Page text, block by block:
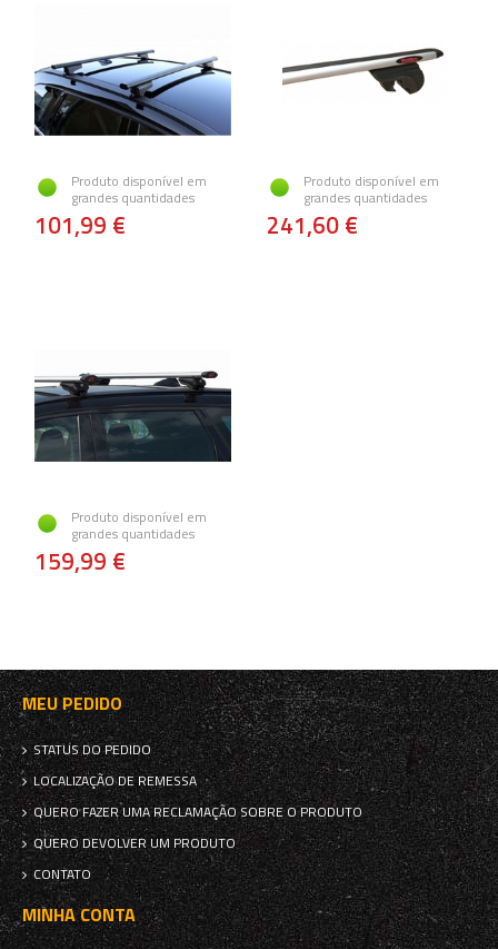
Produto disponível em
grandes quantidades
101,99 €
Produto disponível em
grandes quantidades
241,60 €
Produto disponível em
grandes quantidades
159,99 €
MEU PEDIDO
STATUS DO PEDIDO
LOCALIZAÇÃO DE REMESSA
QUERO FAZER UMA RECLAMAÇÃO SOBRE O PRODUTO
QUERO DEVOLVER UM PRODUTO
CONTATO
MINHA CONTA